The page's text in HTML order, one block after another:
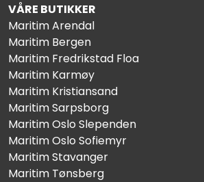
VÅRE BUTIKKER
Maritim Arendal
Maritim Bergen
Maritim Fredrikstad Floa
Maritim Karmøy
Maritim Kristiansand
Maritim Sarpsborg
Maritim Oslo Slependen
Maritim Oslo Sofiemyr
Maritim Stavanger
Maritim Tønsberg